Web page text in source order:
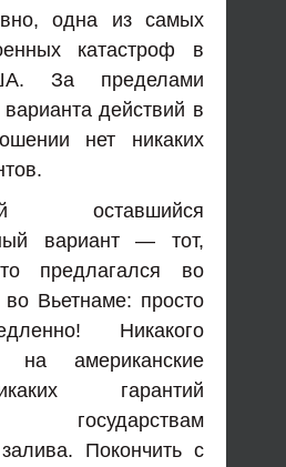
одна из самых
катастроф в
За пределами
действий в
нет никаких
оставшийся
вариант — тот,
предлагался во
Вьетнаме: просто
Никакого
на американские
гарантий
государствам
Покончить с